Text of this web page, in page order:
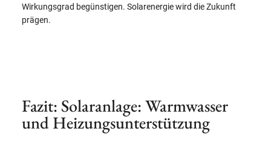
Wirkungsgrad begünstigen. Solarenergie wird die Zukunft
prägen.
Fazit: Solaranlage: Warmwasser
und Heizungsunterstützung